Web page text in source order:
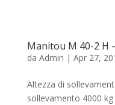
Manitou M 40-2 H
da Admin | Apr 27,
Altezza di
sollevamento 4000